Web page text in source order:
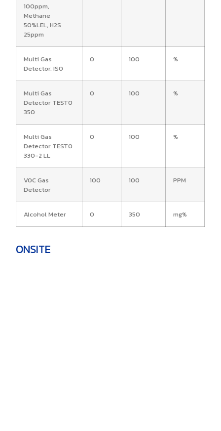
100ppm,
Methane
50%LEL, H2S
25ppm
Multi Gas
Detector, ISO
0 100 %
Multi Gas
Detector TESTO
350
0 100 %
Multi Gas
Detector TESTO
330-2 LL
0 100 %
VOC Gas
Detector
100 100 PPM
Alcohol Meter 0 350 mg%
ONSITE